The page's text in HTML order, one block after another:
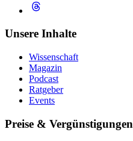
Unsere Inhalte
Wissenschaft
Magazin
Podcast
Ratgeber
Events
Preise & Vergünstigungen